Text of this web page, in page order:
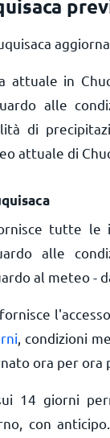
attuale in
alle
di
attuale di
tutte le
alle
al meteo -
, condizioni
ora per ora
14 giorni
con